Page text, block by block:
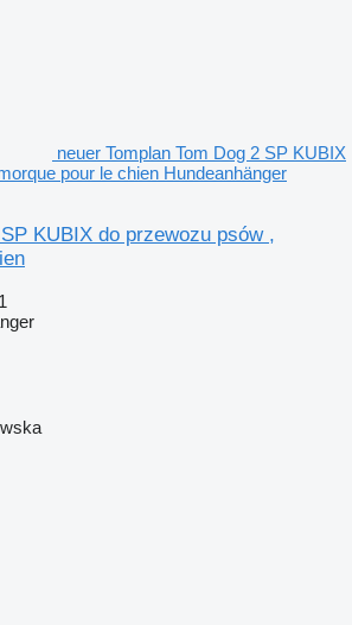
neuer Tomplan Tom Dog 2 SP KUBIX
pour le chien Hundeanhänger
KUBIX do przewozu psów ,